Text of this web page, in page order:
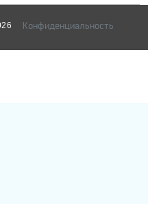
Конфиденциальность